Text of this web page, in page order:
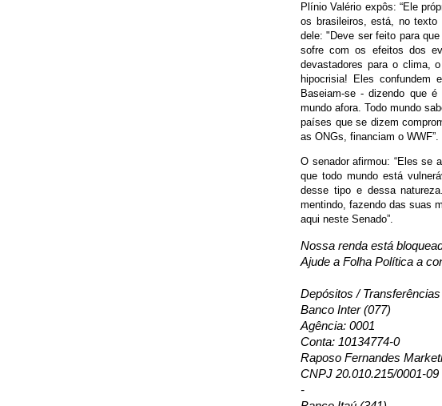
Plínio Valério expôs: “Ele
os brasileiros, está, no
dele: "Deve ser feito para
sofre com os efeitos dos
devastadores para o clima,
hipocrisia! Eles confundem
Baseiam-se - dizendo que
mundo afora. Todo mundo
países que se dizem
as ONGs, financiam o WWF”.
O senador afirmou: “Eles se
que todo mundo está
desse tipo e dessa
mentindo, fazendo das suas
aqui neste Senado”.
Nossa renda está
Ajude a Folha Política a
Depósitos /
Banco Inter (077)
Agência: 0001
Conta: 10134774-0
Raposo Fernandes
CNPJ 20.010.215/0001-09
-